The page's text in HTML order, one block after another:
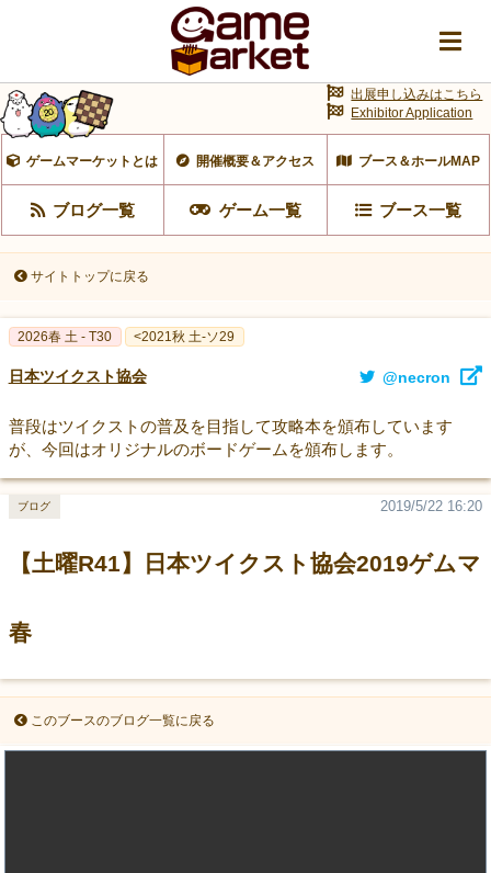
ゲームマーケットとは 開催概要＆アクセス ブース＆ホールMAP
ブログ一覧 ゲーム一覧 ブース一覧
出展申し込みはこちら
Exhibitor Application
サイトトップに戻る
2026春 土 - T30 <2021秋 土-ソ29
日本ツイクスト協会 @necron
普段はツイクストの普及を目指して攻略本を頒布しています
が、今回はオリジナルのボードゲームを頒布します。
【土曜R41】日本ツイクスト協会2019ゲムマ
春
2019/5/22 16:20
ブログ
このブースのブログ一覧に戻る